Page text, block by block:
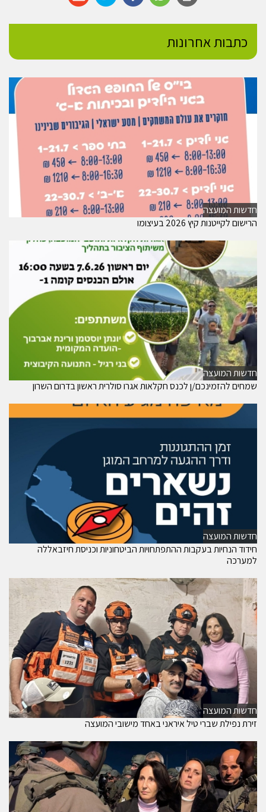
כתבות אחרונות
חדשות המועצה
הרישום לקייטנות קיץ 2026 בעיצומו
חדשות המועצה
שמחים להזמינכם/ן לכנס חקלאות אגרו סולרית ראשון בדרום השרון
חדשות המועצה
חידוד הנחיות בעקבות ההתפתחויות הביטחוניות וכניסת חיזבאללה
למערכה
חדשות המועצה
זירת נפילת שברי טיל איראני באחד מישובי המועצה